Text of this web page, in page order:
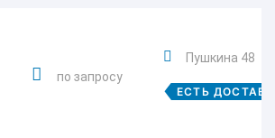
по запросу
Пушкина 48
ЕСТЬ